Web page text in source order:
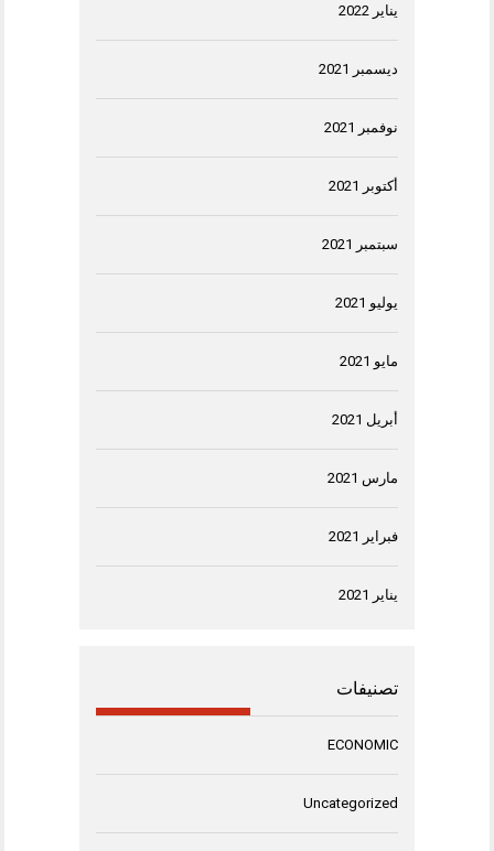
يناير 2022
ديسمبر 2021
نوفمبر 2021
أكتوبر 2021
سبتمبر 2021
يوليو 2021
مايو 2021
أبريل 2021
مارس 2021
فبراير 2021
يناير 2021
تصنيفات
ECONOMIC
Uncategorized